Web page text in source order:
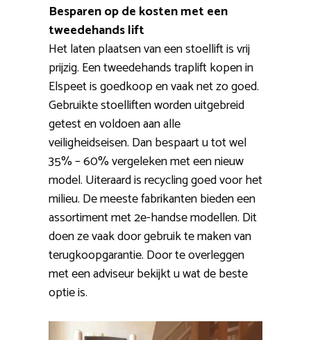
Besparen op de kosten met een
tweedehands lift
Het laten plaatsen van een stoellift is vrij
prijzig. Een tweedehands traplift kopen in
Elspeet is goedkoop en vaak net zo goed.
Gebruikte stoelliften worden uitgebreid
getest en voldoen aan alle
veiligheidseisen. Dan bespaart u tot wel
35% – 60% vergeleken met een nieuw
model. Uiteraard is recycling goed voor het
milieu. De meeste fabrikanten bieden een
assortiment met 2e-handse modellen. Dit
doen ze vaak door gebruik te maken van
terugkoopgarantie. Door te overleggen
met een adviseur bekijkt u wat de beste
optie is.